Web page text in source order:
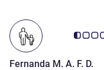
Nota
Fernanda M. A. F. D.